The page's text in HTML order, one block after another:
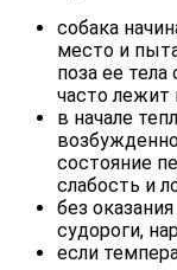
собака
место и
поза ее
часто лежит
в начале
состояние
слабость и
без
судороги,
если